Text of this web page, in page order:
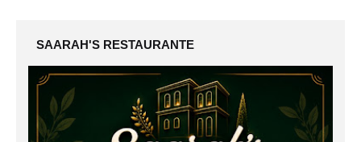
SAARAH'S RESTAURANTE